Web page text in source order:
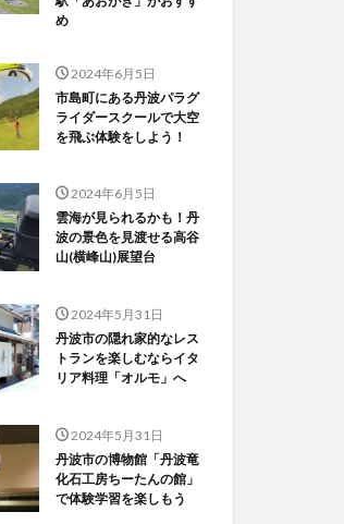
め
2024年6月5日
市島町にある丹波パラグ
ライダースクールで大空
を飛ぶ体験をしよう！
2024年6月5日
雲海が見られるかも！丹
波の景色を見渡せる高谷
山(横峰山)展望台
2024年5月31日
丹波市の隠れ家的なレス
トランを楽しむならイタ
リア料理「オルモ」へ
2024年5月31日
丹波市の博物館「丹波竜
化石工房ちーたんの館」
で体験学習を楽しもう